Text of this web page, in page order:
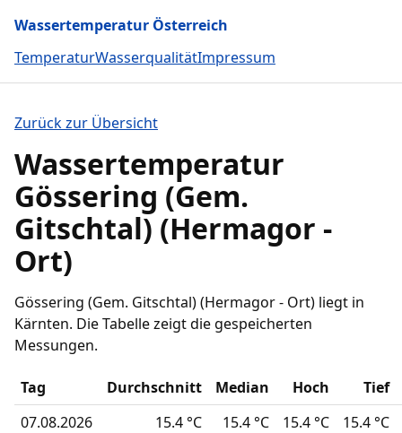
Wassertemperatur Österreich
TemperaturWasserqualitätImpressum
Zurück zur Übersicht
Wassertemperatur
Gössering (Gem.
Gitschtal) (Hermagor -
Ort)
Gössering (Gem. Gitschtal) (Hermagor - Ort) liegt in
Kärnten. Die Tabelle zeigt die gespeicherten
Messungen.
Tag Durchschnitt Median Hoch
Tief
07.08.2026
15.4 °C 15.4 °C 15.4 °C
15.4 °C